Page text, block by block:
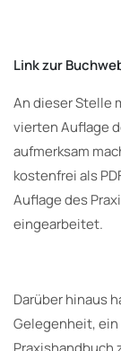
Link zur
An dieser Stelle
vierten Auflage
aufmerksam
kostenfrei als
Auflage des
eingearbeitet.
Darüber hinaus
Gelegenheit,